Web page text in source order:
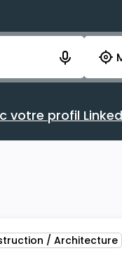
votre
Rechercher avec
votre profil
/ Architecture